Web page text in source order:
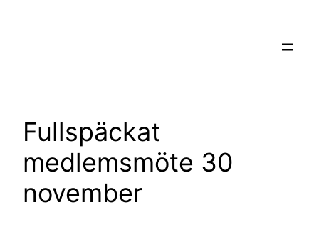
Fullspäckat
medlemsmöte 30
november